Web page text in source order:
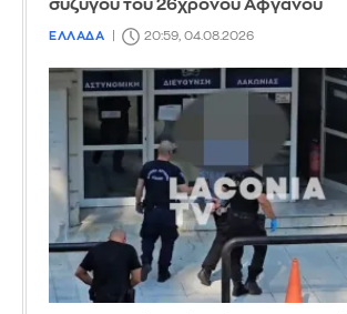
συζύγου του 26χρονου Αφγανού
ΕΛΛΑΔΑ 20:59, 04.08.2026